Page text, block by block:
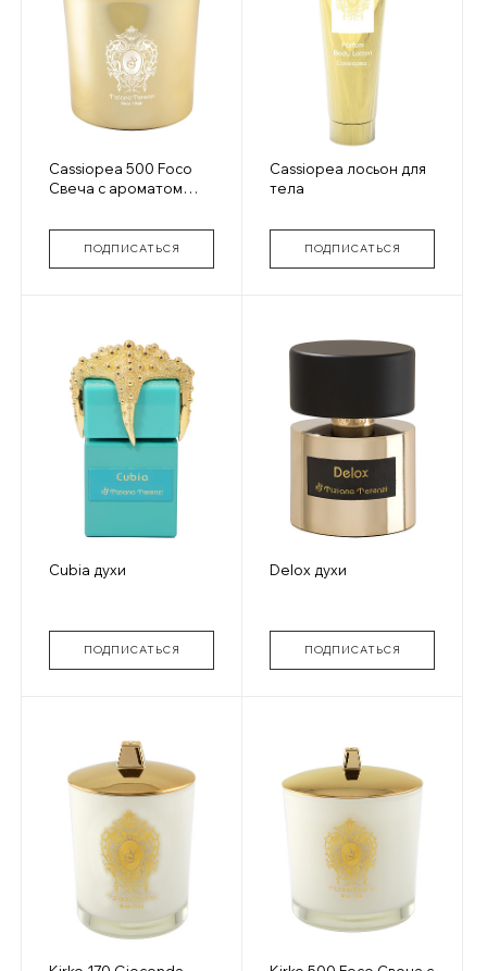
Cassiopea 500 Foco
Свеча с ароматом
ПОДПИСАТЬСЯ
Cassiopea лосьон для
тела
ПОДПИСАТЬСЯ
Cubia духи
ПОДПИСАТЬСЯ
Delox духи
ПОДПИСАТЬСЯ